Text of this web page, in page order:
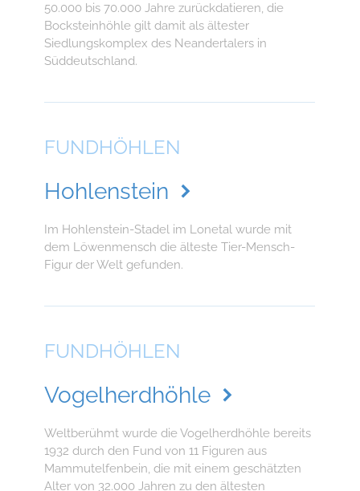
50.000 bis 70.000 Jahre zurückdatieren, die
Bocksteinhöhle gilt damit als ältester
Siedlungskomplex des Neandertalers in
Süddeutschland.
FUNDHÖHLEN
Hohlenstein
Im Hohlenstein-Stadel im Lonetal wurde mit
dem Löwenmensch die älteste Tier-Mensch-
Figur der Welt gefunden.
FUNDHÖHLEN
Vogelherdhöhle
Weltberühmt wurde die Vogelherdhöhle bereits
1932 durch den Fund von 11 Figuren aus
Mammutelfenbein, die mit einem geschätzten
Alter von 32.000 Jahren zu den ältesten